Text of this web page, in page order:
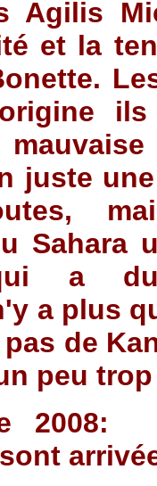
Agilis
et la
juste
Sahara
a
a plus
pas de
peu